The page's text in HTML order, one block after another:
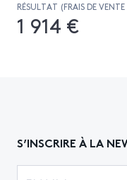
RÉSULTAT (FRAIS DE
1 914 €
S’INSCRIRE À LA